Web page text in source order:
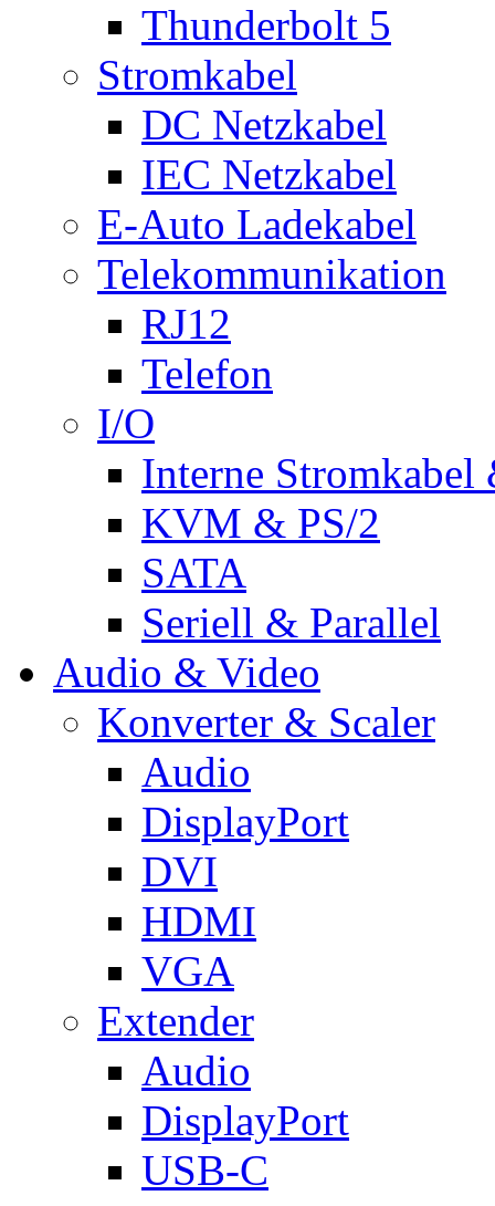
Thunderbolt 5
Stromkabel
DC Netzkabel
IEC Netzkabel
E-Auto Ladekabel
Telekommunikation
RJ12
Telefon
I/O
Interne Stromkabel
KVM & PS/2
SATA
Seriell & Parallel
Audio & Video
Konverter & Scaler
Audio
DisplayPort
DVI
HDMI
VGA
Extender
Audio
DisplayPort
USB-C